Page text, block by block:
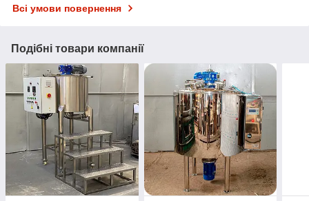
Всі умови повернення
Подібні товари компанії